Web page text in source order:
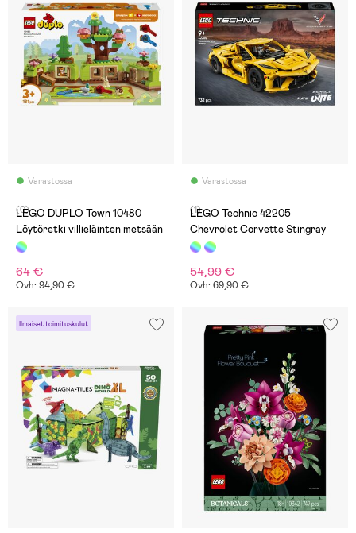
Varastossa
(0)
LEGO DUPLO Town 10480
Löytöretki villieläinten metsään
64 €
Ovh: 94,90 €
Varastossa
(1)
LEGO Technic 42205
Chevrolet Corvette Stingray
54,99 €
Ovh: 69,90 €
Ilmaiset toimituskulut